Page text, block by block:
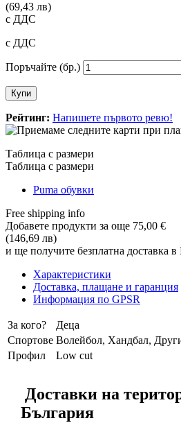
(69,43 лв)
с ДДС
с ДДС
Поръчайте (бр.)
Купи
Рейтинг: Напишете първото ревю!
Таблица с размери
Таблица с размери
Puma обувки
Free shipping info
Добавете продукти за още 75,00 €
(146,69 лв)
и ще получите безплатна доставка в
Характеристики
Доставка, плащане и гаранция
Информация по GPSR
За кого?
Деца
Спортове Волейбол, Хандбал,
Профил
Low cut
Доставки на
България